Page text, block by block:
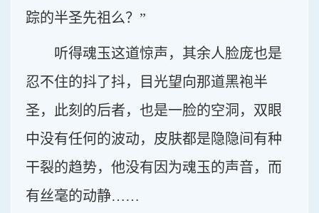
踪的半圣先祖么？”
听得魂玉这道惊声，其余人脸庞也是
忍不住的抖了抖，目光望向那道黑袍半
圣，此刻的后者，也是一脸的空洞，双眼
中没有任何的波动，皮肤都是隐隐间有种
干裂的趋势，他没有因为魂玉的声音，而
有丝毫的动静……